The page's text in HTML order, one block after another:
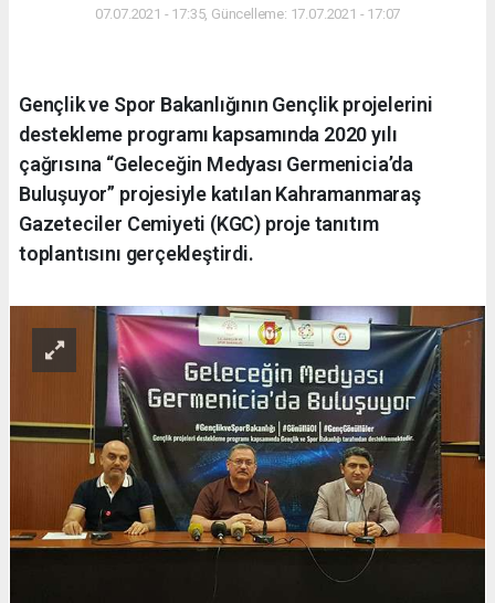
07.07.2021 - 17:35, Güncelleme: 17.07.2021 - 17:07
Gençlik ve Spor Bakanlığının Gençlik projelerini
destekleme programı kapsamında 2020 yılı
çağrısına “Geleceğin Medyası Germenicia’da
Buluşuyor” projesiyle katılan Kahramanmaraş
Gazeteciler Cemiyeti (KGC) proje tanıtım
toplantısını gerçekleştirdi.